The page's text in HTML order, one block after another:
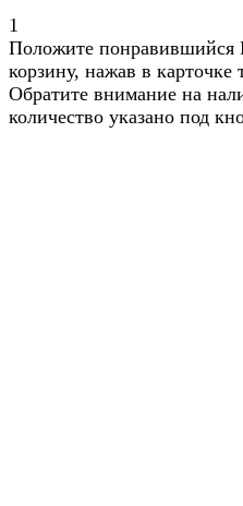
1
Положите понравившийся
корзину, нажав в
Обратите внимание на
количество указано под